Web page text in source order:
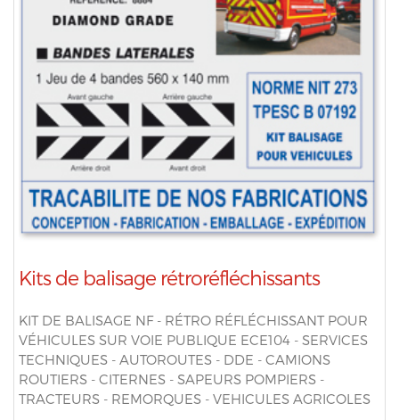
Kits de balisage rétroréfléchissants
KIT DE BALISAGE NF - RÉTRO RÉFLÉCHISSANT POUR
VÉHICULES SUR VOIE PUBLIQUE ECE104 - SERVICES
TECHNIQUES - AUTOROUTES - DDE - CAMIONS
ROUTIERS - CITERNES - SAPEURS POMPIERS -
TRACTEURS - REMORQUES - VEHICULES AGRICOLES